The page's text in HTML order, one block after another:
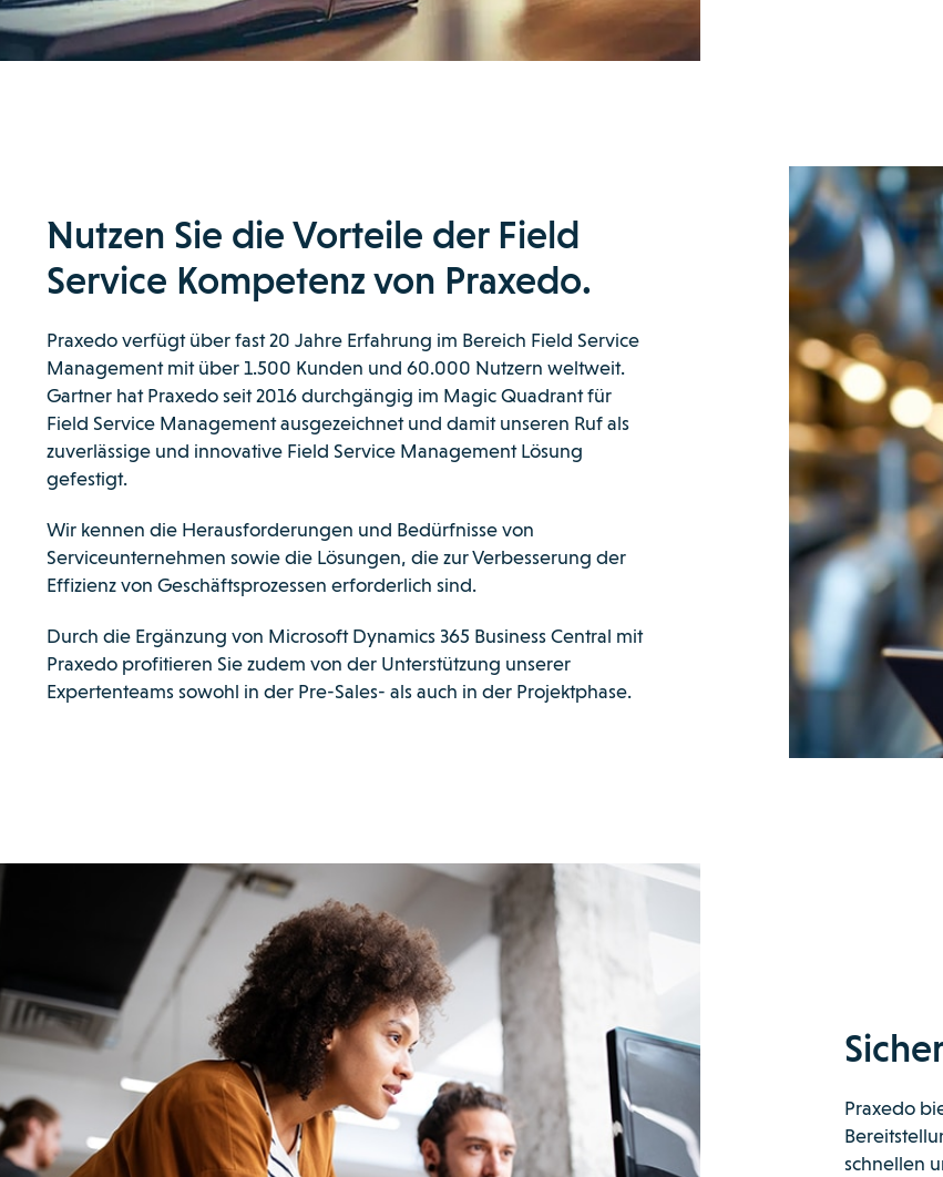
Nutzen Sie die Vorteile der Field
Service Kompetenz von Praxedo.
Praxedo verfügt über fast 20 Jahre Erfahrung im Bereich Field Service
Management mit über 1.500 Kunden und 60.000 Nutzern weltweit.
Gartner hat Praxedo seit 2016 durchgängig im Magic Quadrant für
Field Service Management ausgezeichnet und damit unseren Ruf als
zuverlässige und innovative Field Service Management Lösung
gefestigt.
Wir kennen die Herausforderungen und Bedürfnisse von
Serviceunternehmen sowie die Lösungen, die zur Verbesserung der
Effizienz von Geschäftsprozessen erforderlich sind.
Durch die Ergänzung von Microsoft Dynamics 365 Business Central mit
Praxedo profitieren Sie zudem von der Unterstützung unserer
Expertenteams sowohl in der Pre-Sales- als auch in der Projektphase.
Praxedo
schnellen